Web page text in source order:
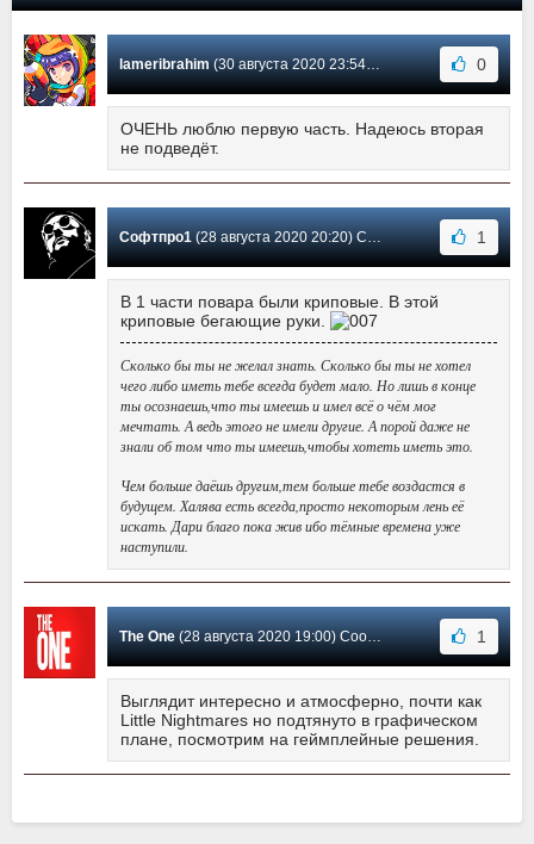
lameribrahim(30 августа 2020 23:54) Сообщение #3 0
ОЧЕНЬ люблю первую часть. Надеюсь вторая
не подведёт.
Софтпро1(28 августа 2020 20:20) Сообщение #2 1
В 1 части повара были криповые. В этой
криповые бегающие руки.
Сколько бы ты не желал знать. Сколько бы ты не хотел
чего либо иметь тебе всегда будет мало. Но лишь в конце
ты осознаешь,что ты имеешь и имел всё о чём мог
мечтать. А ведь этого не имели другие. А порой даже не
знали об том что ты имеешь,чтобы хотеть иметь это.
Чем больше даёшь другим,тем больше тебе воздастся в
будущем. Халява есть всегда,просто некоторым лень её
искать. Дари благо пока жив ибо тёмные времена уже
наступили.
The One(28 августа 2020 19:00) Сообщение #1 1
Выглядит интересно и атмосферно, почти как
Little Nightmares но подтянуто в графическом
плане, посмотрим на геймплейные решения.